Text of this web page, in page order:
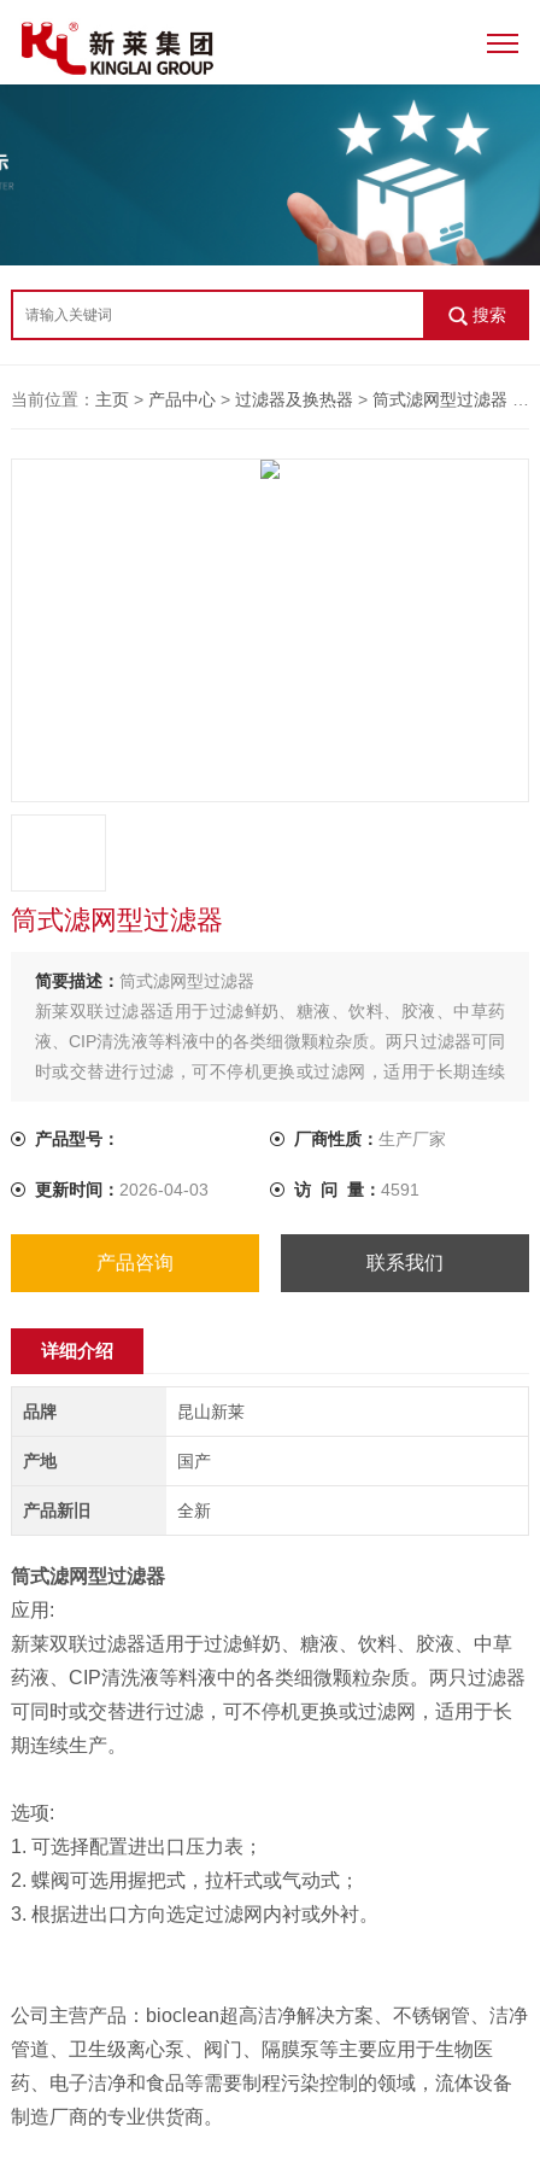
搜索
当前位置： 主页> 产品中心> 过滤器及换热器 > 筒式滤网型过滤器
筒式滤网型过滤器
简要描述： 筒式滤网型过滤器
新莱双联过滤器适用于过滤鲜奶、糖液、饮料、胶液、中草药
液、CIP清洗液等料液中的各类细微颗粒杂质。两只过滤器可同
时或交替进行过滤，可不停机更换或过滤网，适用于长期连续
产品型号：
厂商性质： 生产厂家
更新时间： 2026-04-03 访 问 量： 4591
产品咨询 联系我们
详细介绍
品牌 昆山新莱
产地 国产
产品新旧 全新
筒式滤网型过滤器
应用:
新莱双联过滤器适用于过滤鲜奶、糖液、饮料、胶液、中草
药液、CIP清洗液等料液中的各类细微颗粒杂质。两只过滤器
可同时或交替进行过滤，可不停机更换或过滤网，适用于长
期连续生产。
选项:
1. 可选择配置进出口压力表；
2. 蝶阀可选用握把式，拉杆式或气动式；
3. 根据进出口方向选定过滤网内衬或外衬。
公司主营产品：bioclean超高洁净解决方案、不锈钢管、洁净
管道、卫生级离心泵、阀门、隔膜泵等主要应用于生物医
药、电子洁净和食品等需要制程污染控制的领域，流体设备
制造厂商的专业供货商。